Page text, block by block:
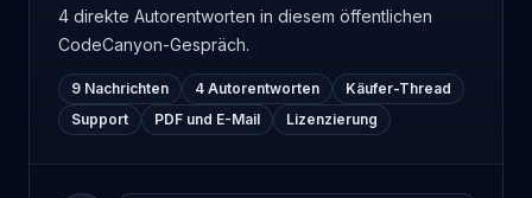
4 direkte Autorentworten in diesem öffentlichen
CodeCanyon-Gespräch.
9 Nachrichten 4 Autorentworten
Käufer-Thread
Support
PDF und E-Mail Lizenzierung